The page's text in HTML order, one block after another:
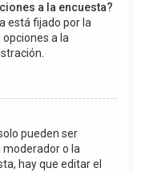
a la encuesta?
está fijado por la
a la
pueden ser
o la
hay que editar el